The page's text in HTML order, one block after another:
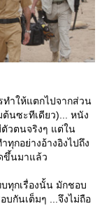
ทำให้แตกไปจากส่วน
ต้นซะทีเดียว)... หนัง
วตนจริงๆ แต่ใน
กอย่างอ้างอิงไปถึง
ขึ้นมาแล้ว
ทุกเรื่องนั้น มักชอบ
กันเต็มๆ ...จึงไม่ถือ